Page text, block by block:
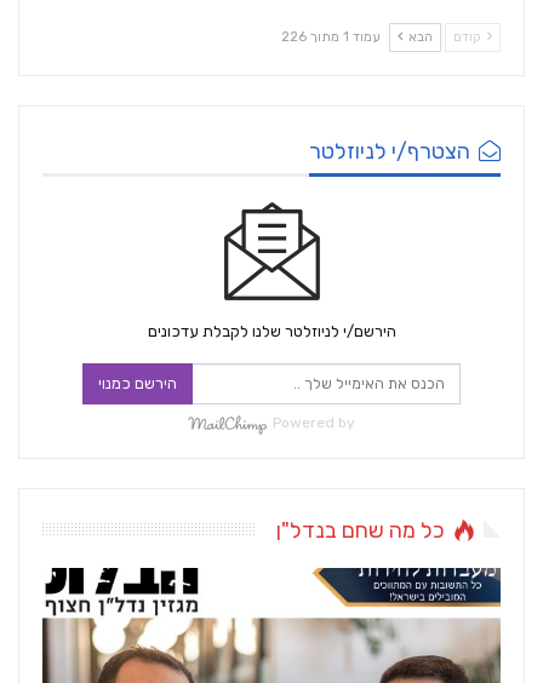
קודם הבא עמוד 1 מתוך 226
הצטרף/י לניוזלטר
הירשם/י לניוזלטר שלנו לקבלת עדכונים
הירשם כמנוי
Powered by
כל מה שחם בנדל"ן